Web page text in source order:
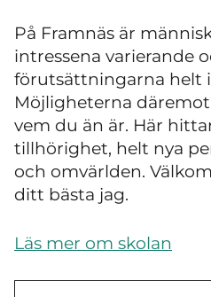
På Framnäs är
intressena varierande
förutsättningarna helt
Möjligheterna däremot
vem du än är. Här
tillhörighet, helt nya
och omvärlden.
ditt bästa jag.
Läs mer om skolan